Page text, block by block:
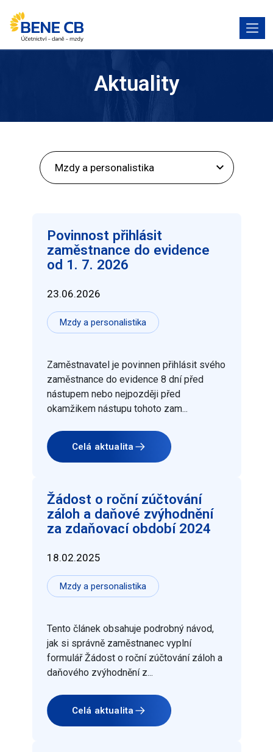
Aktuality
Povinnost přihlásit
zaměstnance do evidence
od 1. 7. 2026
23.06.2026
Mzdy a personalistika
Zaměstnavatel je povinnen přihlásit svého
zaměstnance do evidence 8 dní před
nástupem nebo nejpozději před
okamžikem nástupu tohoto zam...
Celá aktualita
Žádost o roční zúčtování
záloh a daňové zvýhodnění
za zdaňovací období 2024
18.02.2025
Mzdy a personalistika
Tento článek obsahuje podrobný návod,
jak si správně zaměstnanec vyplní
formulář Žádost o roční zúčtování záloh a
daňového zvýhodnění z...
Celá aktualita